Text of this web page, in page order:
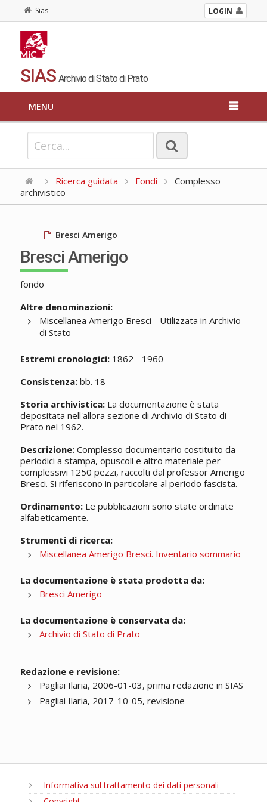
Sias LOGIN
SIAS Archivio di Stato di Prato
MENU
Ricerca guidata Fondi
Complesso
archivistico
Bresci Amerigo
Bresci Amerigo
fondo
Altre denominazioni:
Miscellanea Amerigo Bresci - Utilizzata in Archivio
di Stato
Estremi cronologici:1862 - 1960
Consistenza:bb. 18
Storia archivistica:La documentazione è stata
depositata nell'allora sezione di Archivio di Stato di
Prato nel 1962.
Descrizione:Complesso documentario costituito da
periodici a stampa, opuscoli e altro materiale per
complessivi 1250 pezzi, raccolti dal professor Amerigo
Bresci. Si riferiscono in particolare al periodo fascista.
Ordinamento:Le pubblicazioni sono state ordinate
alfabeticamente.
Strumenti di ricerca:
Miscellanea Amerigo Bresci. Inventario sommario
La documentazione è stata prodotta da:
Bresci Amerigo
La documentazione è conservata da:
Archivio di Stato di Prato
Redazione e revisione:
Pagliai Ilaria, 2006-01-03, prima redazione in SIAS
Pagliai Ilaria, 2017-10-05, revisione
Informativa sul trattamento dei dati personali